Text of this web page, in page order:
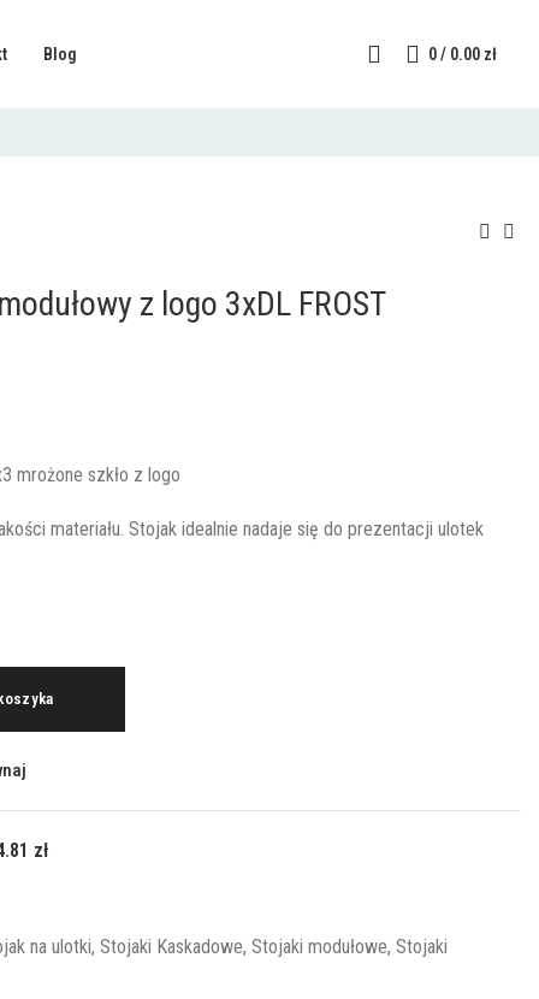
Blog 0/ 0.00 zł
z logo 3xDL FROST
mrożone szkło z logo
materiału. Stojak idealnie nadaje się do prezentacji ulotek
zł
na ulotki, Stojaki Kaskadowe, Stojaki modułowe, Stojaki